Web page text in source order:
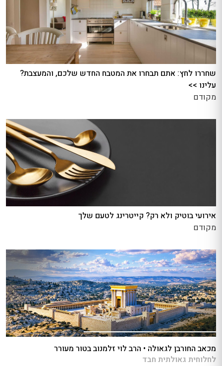
שחררו לחץ: אתם תבחרו את המטבח החדש שלכם, והמעצבת?
עלינו >>
מקודם
אירועי בוטיק ולא רק? קייטרינג לטעם שלך
מקודם
מכאב החורבן לגאולה • הרב לוי זלמנוב בטור מעורר
לחלוחית גאולתית חבד